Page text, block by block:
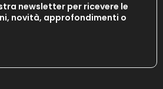
newsletter per ricevere le
novità, approfondimenti o